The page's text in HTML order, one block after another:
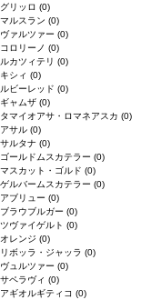
グリッロ (0)
マルスラン (0)
ヴァルツァー (0)
コロリーノ (0)
ルカツィテリ (0)
キシィ (0)
ルビーレッド (0)
ギャムザ (0)
タマイオアサ・ロマネアスカ (0)
アサル (0)
サルタナ (0)
ゴールドムスカテラー (0)
マスカット・ゴルド (0)
ゲルバームスカテラー (0)
アブリュー (0)
ブラウブルガー (0)
ツヴァイゲルト (0)
オレンジ (0)
リボッラ・ジャッラ (0)
ヴュルツァー (0)
サペラヴィ (0)
アギオルギティコ (0)